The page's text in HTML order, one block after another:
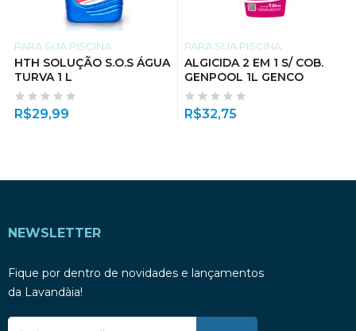
PARA SUA PISCINA
HTH SOLUÇÃO S.O.S ÁGUA
TURVA 1 L
R$29,99
PARA SUA PISCINA
ALGICIDA 2 EM 1 S/ COB.
GENPOOL 1L GENCO
R$32,75
NEWSLETTER
Fique por dentro de novidades e lançamentos
da Lavandàia!